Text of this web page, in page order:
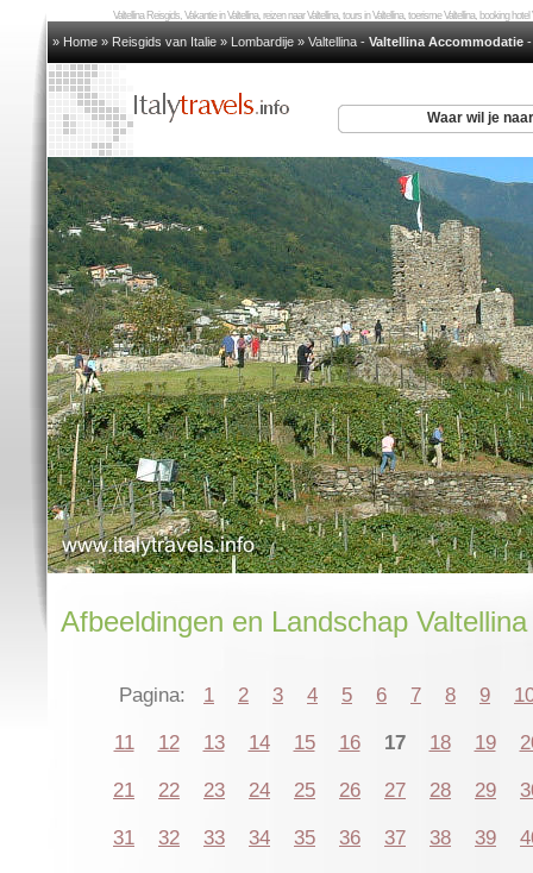
Valtellina Reisgids, Vakantie in Valtellina, reizen naar Valtellina, tours in Valtellina, toerisme Valtellina, booking
» Home » Reisgids van Italie » Lombardije » Valtellina - Valtellina Accommodatie
Waar wil je
Afbeeldingen en Landschap Valtellina
Pagina: 1 2 3 4 5 6 7 8 9
11 12 13 14 15 16 17 18 19
21 22 23 24 25 26 27 28 29
31 32 33 34 35 36 37 38 39